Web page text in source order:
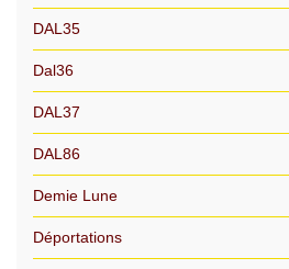
DAL35
Dal36
DAL37
DAL86
Demie Lune
Déportations